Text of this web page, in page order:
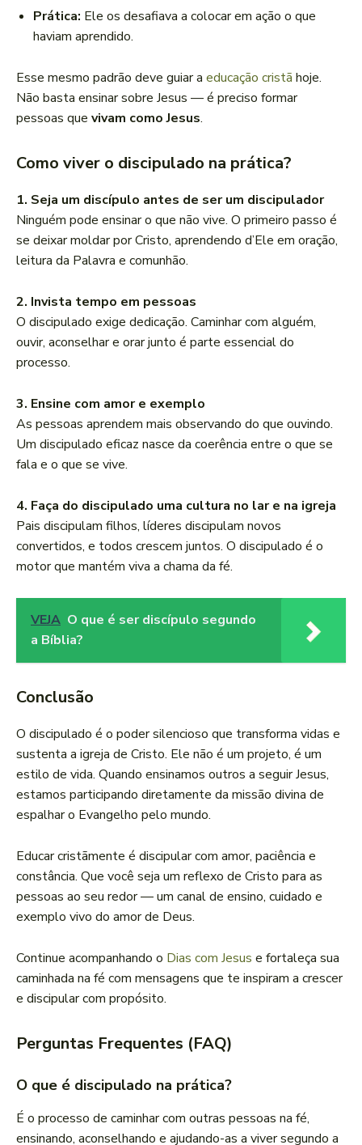
Prática: Ele os desafiava a colocar em ação o que
haviam aprendido.
Esse mesmo padrão deve guiar a educação cristã hoje.
Não basta ensinar sobre Jesus — é preciso formar
pessoas que vivam como Jesus.
Como viver o discipulado na prática?
1. Seja um discípulo antes de ser um discipulador
Ninguém pode ensinar o que não vive. O primeiro passo é
se deixar moldar por Cristo, aprendendo d’Ele em oração,
leitura da Palavra e comunhão.
2. Invista tempo em pessoas
O discipulado exige dedicação. Caminhar com alguém,
ouvir, aconselhar e orar junto é parte essencial do
processo.
3. Ensine com amor e exemplo
As pessoas aprendem mais observando do que ouvindo.
Um discipulado eficaz nasce da coerência entre o que se
fala e o que se vive.
4. Faça do discipulado uma cultura no lar e na igreja
Pais discipulam filhos, líderes discipulam novos
convertidos, e todos crescem juntos. O discipulado é o
motor que mantém viva a chama da fé.
VEJA O que é ser discípulo segundo
a Bíblia?
Conclusão
O discipulado é o poder silencioso que transforma vidas e
sustenta a igreja de Cristo. Ele não é um projeto, é um
estilo de vida. Quando ensinamos outros a seguir Jesus,
estamos participando diretamente da missão divina de
espalhar o Evangelho pelo mundo.
Educar cristãmente é discipular com amor, paciência e
constância. Que você seja um reflexo de Cristo para as
pessoas ao seu redor — um canal de ensino, cuidado e
exemplo vivo do amor de Deus.
Continue acompanhando o Dias com Jesus e fortaleça sua
caminhada na fé com mensagens que te inspiram a crescer
e discipular com propósito.
Perguntas Frequentes (FAQ)
O que é discipulado na prática?
É o processo de caminhar com outras pessoas na fé,
ensinando, aconselhando e ajudando-as a viver segundo a